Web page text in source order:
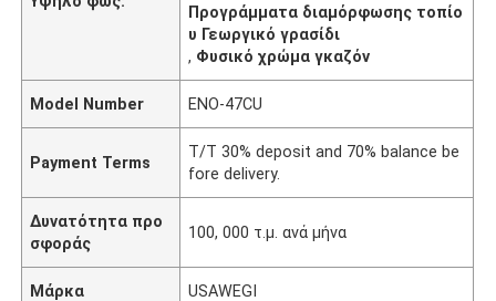
Προγράμματα διαμόρφωσης τοπίο
υ Γεωργικό γρασίδι
, Φυσικό χρώμα γκαζόν
Model Number ENO-47CU
Payment Terms
T/T 30% deposit and 70% balance be
fore delivery.
Δυνατότητα προ
σφοράς
100, 000 τ.μ. ανά μήνα
Μάρκα USAWEGI